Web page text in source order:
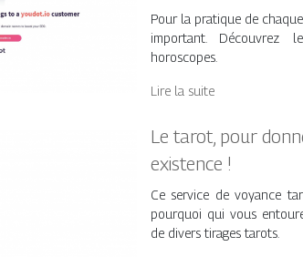
Pour la pratique de
important. Découvrez
horoscopes.
Lire la suite
Le tarot, pour
existence !
Ce service de voyance
pourquoi qui vous
de divers tirages tarots.